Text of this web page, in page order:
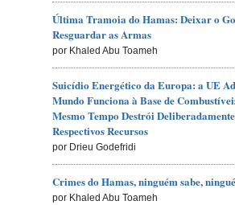
Última Tramoia do Hamas: Deixar o
Resguardar as Armas
por Khaled Abu Toameh
Suicídio Energético da Europa: a UE
Mundo Funciona à Base de
Mesmo Tempo Destrói Deliberadamente
Respectivos Recursos
por Drieu Godefridi
Crimes do Hamas, ninguém sabe,
por Khaled Abu Toameh